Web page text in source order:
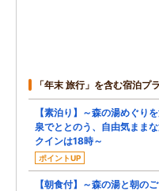
「年末 旅行」を含む宿泊プ
【素泊り】～森の湯めぐり
泉でととのう、自由気まま
クインは18時～
ポイントUP
【朝食付】～森の湯と朝の